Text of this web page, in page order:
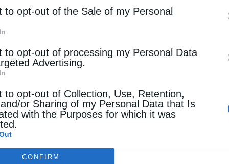
to opt-out of the Sale of my Personal
to opt-out of processing my Personal Data
Advertising.
to opt-out of Collection, Use, Retention,
or Sharing of my Personal Data that Is
with the Purposes for which it was
CONFIRM
Γιάννη Μανιάτη.
αφορούν στο ρόλο που μπορούν να
και στις ενέργειες που απαιτούνται για τη
τις πρωτοβουλίες και για την προσπάθεια που
ανθεκτικής, πράσινης και βιώσιμης
Κεντρικής Μακεδονίας Απόστολο
καθηκόντων του ως Επίτροπος Μεταφορών και